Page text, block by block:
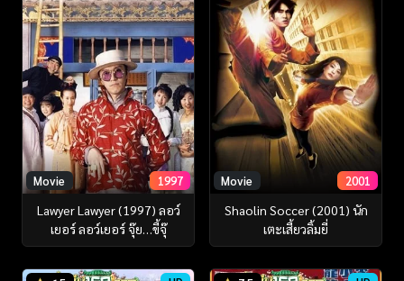
Movie 1997
Lawyer Lawyer (1997) ลอว์
เยอร์ ลอว์เยอร์ จุ๊ย…ขี้จุ๊
Movie 2001
Shaolin Soccer (2001) นัก
เตะเสี้ยวลิ้มยี่